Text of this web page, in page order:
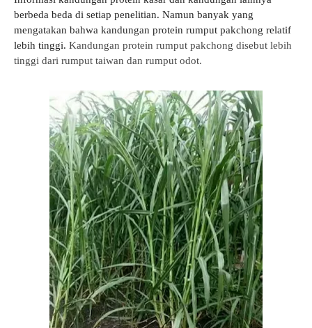
berbeda beda di setiap penelitian. Namun banyak yang
mengatakan bahwa kandungan protein rumput pakchong relatif
lebih tinggi. Kandungan protein rumput pakchong disebut lebih
tinggi dari rumput taiwan dan rumput odot.